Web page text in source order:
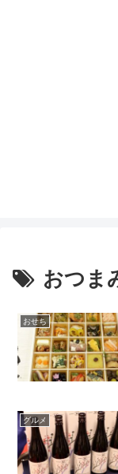
おつま
おせち
グルメ